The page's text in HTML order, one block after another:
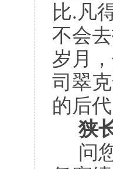
比.凡
不会
岁月
司翠
的后
狭
问